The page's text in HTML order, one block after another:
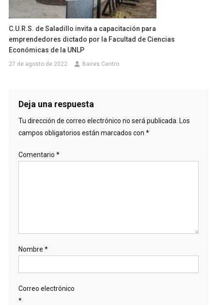
C.U.R.S. de Saladillo invita a capacitación para
emprendedores dictado por la Facultad de Ciencias
Económicas de la UNLP
27 de agosto de 2022 Baires Centro
Deja una respuesta
Tu dirección de correo electrónico no será publicada. Los
campos obligatorios están marcados con *
Comentario *
Nombre *
Correo electrónico
*